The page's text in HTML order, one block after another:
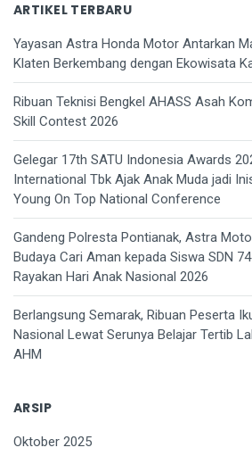
ARTIKEL TERBARU
Yayasan Astra Honda Motor Antarkan
Klaten Berkembang dengan Ekowisata
Ribuan Teknisi Bengkel AHASS Asah
Skill Contest 2026
Gelegar 17th SATU Indonesia Awards
International Tbk Ajak Anak Muda jadi
Young On Top National Conference
Gandeng Polresta Pontianak, Astra
Budaya Cari Aman kepada Siswa SDN
Rayakan Hari Anak Nasional 2026
Berlangsung Semarak, Ribuan Peserta
Nasional Lewat Serunya Belajar Tertib
AHM
ARSIP
Oktober 2025